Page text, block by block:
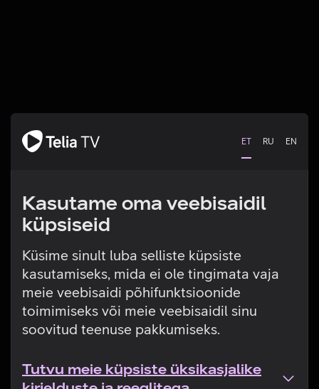
ET RU EN
Kasutame oma veebisaidil
küpsiseid
Küsime sinult luba selliste küpsiste
kasutamiseks, mida ei ole tingimata vaja
meie veebisaidi põhifunktsioonide
toimimiseks või meie veebisaidil sinu
soovitud teenuse pakkumiseks.
Tutvu meie küpsiste üksikasjalike
Tehniline viga